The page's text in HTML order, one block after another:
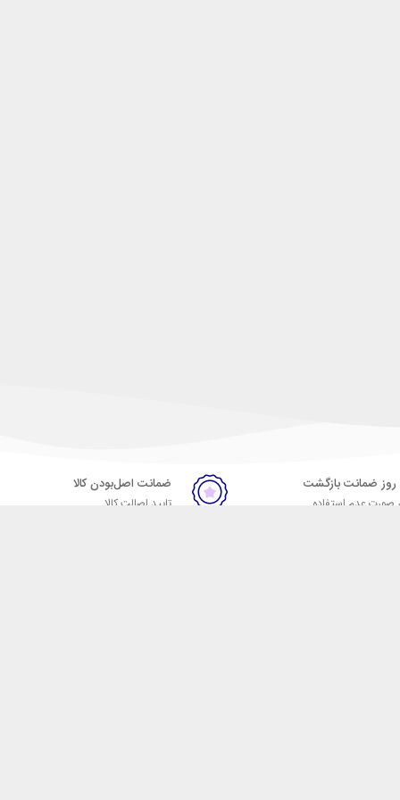
صورت عدم استفاده
ضمانت اصل‌بودن کالا
تایید اصالت کالا